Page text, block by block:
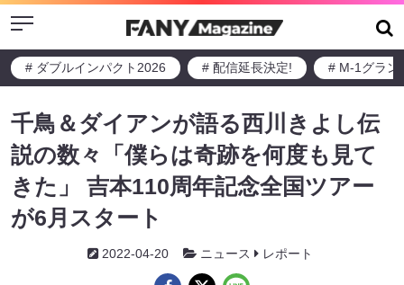
Menu
# ダブルインパクト2026 # 配信延長決定! # M-1グラン
千鳥＆ダイアンが語る西川きよし伝
説の数々「僕らは奇跡を何度も見て
きた」 吉本110周年記念全国ツアー
が6月スタート
2022-04-20 ニュース レポート